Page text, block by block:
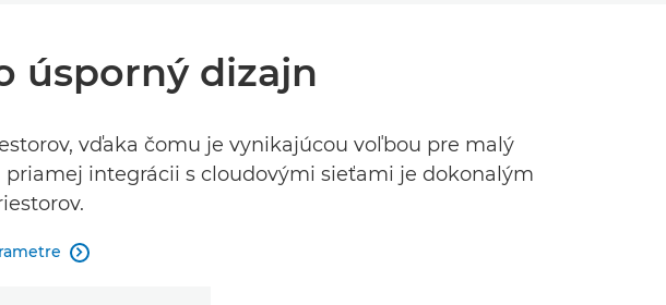
úsporný dizajn
vďaka čomu je vynikajúcou voľbou pre malý
priamej integrácii s cloudovými sieťami je dokonalým
